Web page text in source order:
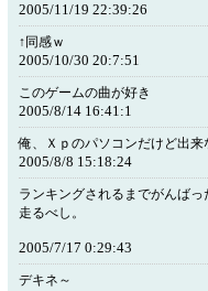
2005/11/19 22:39:26
↑同感ｗ
2005/10/30 20:7:51
このゲームの曲が好き
2005/8/14 16:41:1
俺、Ｘｐのパソコンだけど出来
2005/8/8 15:18:24
ランキングされるまでがんば
走るべし。
2005/7/17 0:29:43
デキネ～